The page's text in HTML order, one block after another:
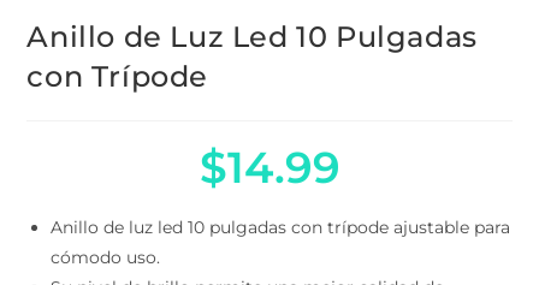
Anillo de Luz Led 10 Pulgadas
con Trípode
$14.99
para cómodo uso.
Su nivel de brillo permite una mejor calidad de